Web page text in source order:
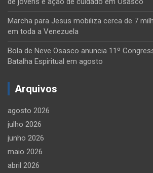
Marcha para Jesus mobiliza cerca de 7
em toda a Venezuela
Bola de Neve Osasco anuncia 11º
Batalha Espiritual em agosto
Arquivos
agosto 2026
julho 2026
junho 2026
maio 2026
abril 2026